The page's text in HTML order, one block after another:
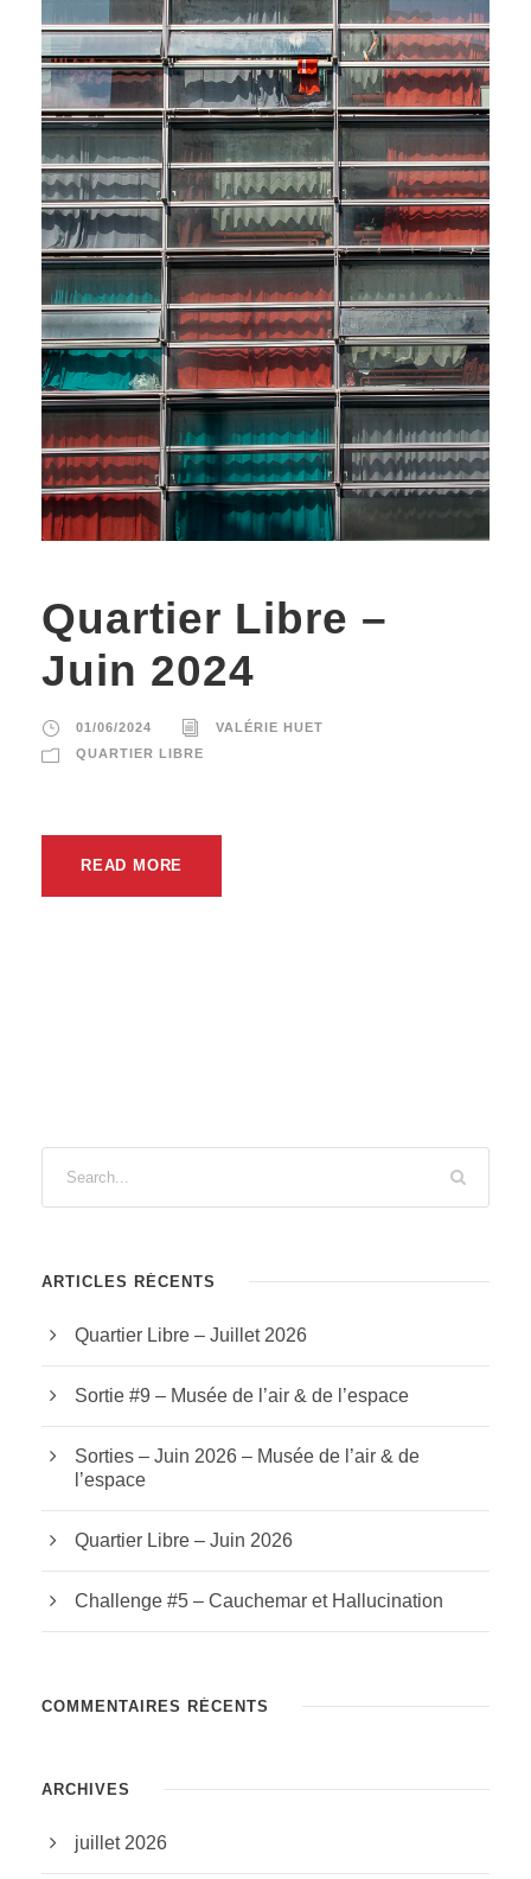
Quartier Libre –
Juin 2024
01/06/2024
VALÉRIE HUET
QUARTIER LIBRE
READ MORE
ARTICLES RÉCENTS
Quartier Libre – Juillet 2026
Sortie #9 – Musée de l’air & de l’espace
Sorties – Juin 2026 – Musée de l’air & de
l’espace
Quartier Libre – Juin 2026
Challenge #5 – Cauchemar et Hallucination
COMMENTAIRES RÉCENTS
ARCHIVES
juillet 2026